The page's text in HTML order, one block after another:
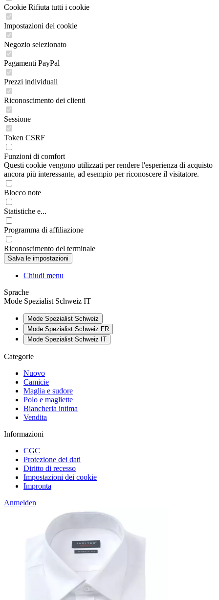
Cookie Rifiuta tutti i cookie
Impostazioni dei cookie
Negozio selezionato
Pagamenti PayPal
Prezzi individuali
Riconoscimento dei clienti
Sessione
Token CSRF
Funzioni di comfort
Questi cookie vengono utilizzati per rendere l'esperienza di acquisto
ancora più interessante, ad esempio per riconoscere il visitatore.
Blocco note
Statistiche e...
Programma di affiliazione
Riconoscimento del terminale
Chiudi menu
Sprache
Mode Spezialist Schweiz IT
Mode Spezialist Schweiz
Mode Spezialist Schweiz FR
Mode Spezialist Schweiz IT
Categorie
Nuovo
Camicie
Maglia e sudore
Polo e magliette
Biancheria intima
Vendita
Informazioni
CGC
Protezione dei dati
Diritto di recesso
Impostazioni dei cookie
Impronta
Anmelden